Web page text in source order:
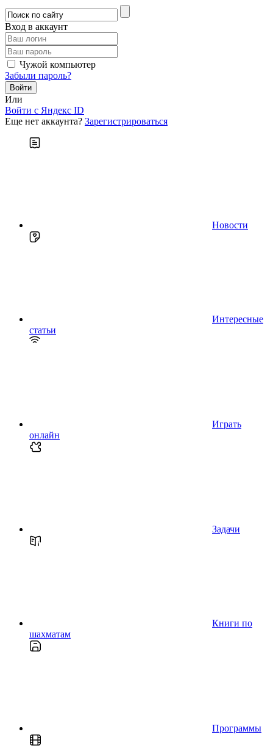
Вход в аккаунт
Чужой компьютер
Забыли пароль?
Или
Войти c Яндекс ID
Еще нет аккаунта? Зарегистрироваться
Новости
Интересные
статьи
Играть
онлайн
Задачи
Книги по
шахматам
Программы